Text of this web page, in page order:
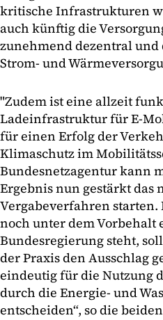
kritische Infrastrukturen
auch künftig die
zunehmend dezentral
Strom- und
"Zudem ist eine allzeit
Ladeinfrastruktur für E-
für einen Erfolg der
Klimaschutz im
Bundesnetzagentur kann
Ergebnis nun gestärkt das
Vergabeverfahren starten.
noch unter dem Vorbehalt
Bundesregierung steht,
der Praxis den Ausschlag
eindeutig für die Nutzung
durch die Energie- und
entscheiden“, so die